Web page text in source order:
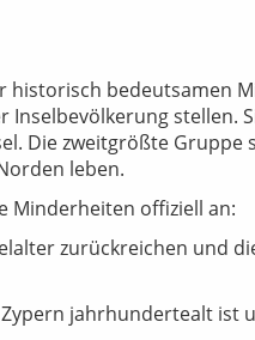
bedeutsamen
stellen.
Die zweitgrößte
leben.
Minderheiten offiziell an:
zurückreichen und
jahrhundertealt ist